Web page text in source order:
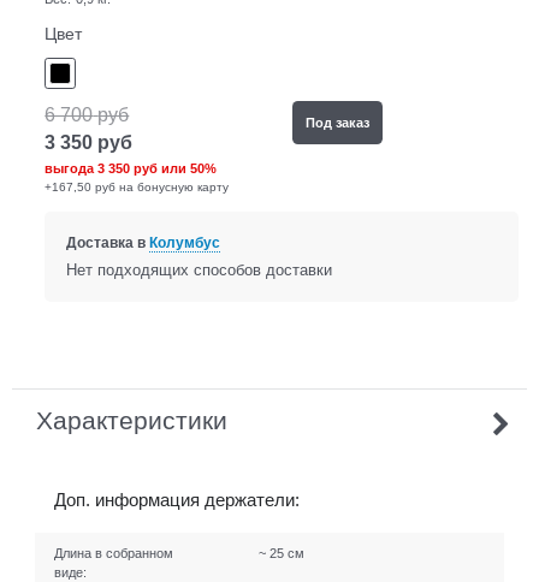
Цвет
6 700 руб
3 350 руб
выгода3 350 руб или50%
+167,50 руб на бонусную карту
Под заказ
Доставка в Колумбус
Нет подходящих способов доставки
Характеристики
Доп. информация держатели:
Длина в собранном
виде:
~ 25 см